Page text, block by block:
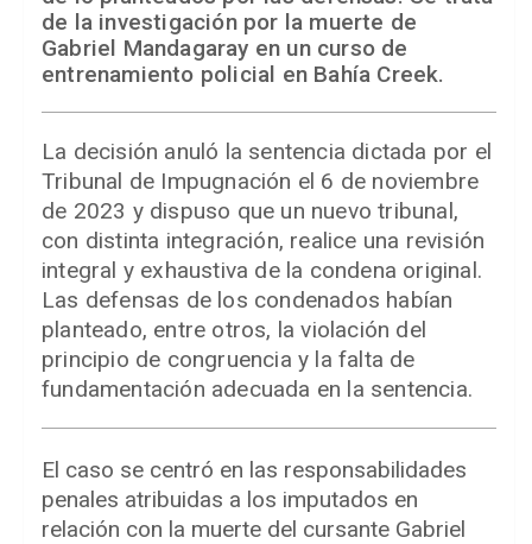
de la investigación por la muerte de
Gabriel Mandagaray en un curso de
entrenamiento policial en Bahía Creek.
La decisión anuló la sentencia dictada por el
Tribunal de Impugnación el 6 de noviembre
de 2023 y dispuso que un nuevo tribunal,
con distinta integración, realice una revisión
integral y exhaustiva de la condena original.
Las defensas de los condenados habían
planteado, entre otros, la violación del
principio de congruencia y la falta de
fundamentación adecuada en la sentencia.
El caso se centró en las responsabilidades
penales atribuidas a los imputados en
relación con la muerte del cursante Gabriel